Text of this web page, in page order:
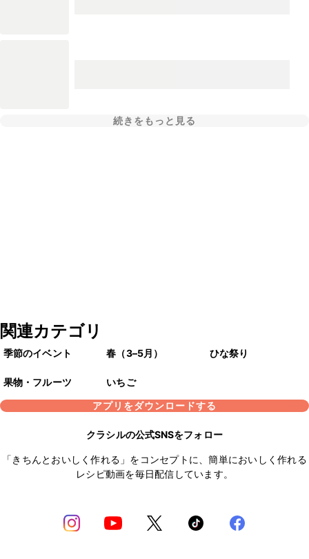
続きをもっと見る
関連カテゴリ
季節のイベント 春（3–5月） ひな祭り
果物・フルーツ
いちご
アプリをダウンロードする
クラシルの公式SNSをフォロー
「きちんとおいしく作れる」をコンセプトに、簡単においしく作れる
レシピ動画を毎日配信しています。